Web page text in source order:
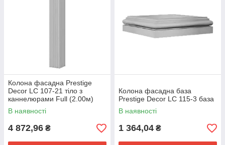
Колона фасадна Prestige
Decor LC 107-21 тіло з
каннелюрами Full (2.00м)
В наявності
4 872,96 ₴
Колона фасадна база
Prestige Decor LC 115-3 база
В наявності
1 364,04 ₴